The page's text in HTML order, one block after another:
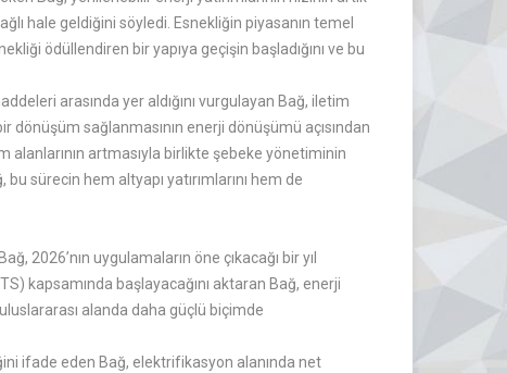
hale geldiğini söyledi. Esnekliğin piyasanın temel
ödüllendiren bir yapıya geçişin başladığını ve bu
arasında yer aldığını vurgulayan Bağ, iletim
sağlanmasının enerji dönüşümü açısından
alanlarının artmasıyla birlikte şebeke yönetiminin
sürecin hem altyapı yatırımlarını hem de
2026’nın uygulamaların öne çıkacağı bir yıl
kapsamında başlayacağını aktaran Bağ, enerji
alanda daha güçlü biçimde
ifade eden Bağ, elektrifikasyon alanında net